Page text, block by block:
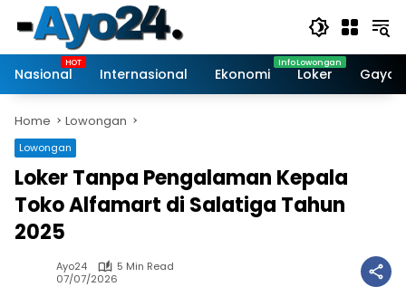
content
Nasional
Internasional Ekonomi Loker Gaya
Home Lowongan
Lowongan
Loker Tanpa Pengalaman Kepala
Toko Alfamart di Salatiga Tahun
2025
Ayo24
5 Min Read
07/07/2026